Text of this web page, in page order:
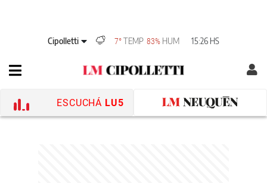
Cipolletti 7° TEMP 83% HUM 15:26 HS
ESCUCHÁ LU5